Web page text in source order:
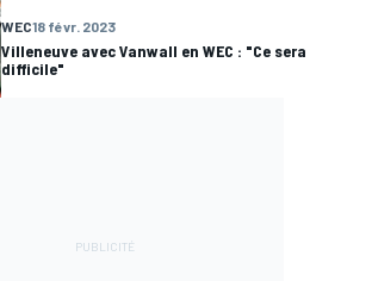
WEC18 févr. 2023
Villeneuve avec Vanwall en WEC : "Ce sera
difficile"